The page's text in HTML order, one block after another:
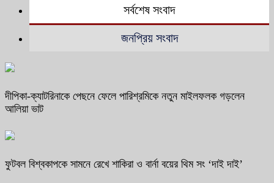
সর্বশেষ সংবাদ
জনপ্রিয় সংবাদ
দীপিকা-ক্যাটরিনাকে পেছনে ফেলে পারিশ্রমিকে নতুন মাইলফলক গড়লেন
আলিয়া ভাট
ফুটবল বিশ্বকাপকে সামনে রেখে শাকিরা ও বার্না বয়ের থিম সং ‘দাই দাই’